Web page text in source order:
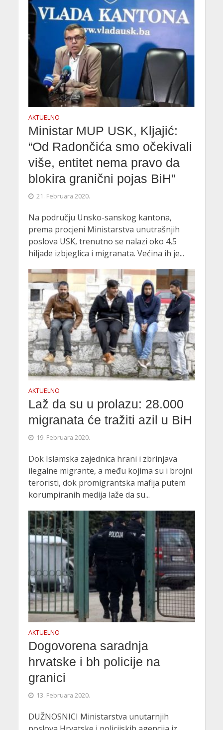
AKTUELNO
Ministar MUP USK, Kljajić:
“Od Radončića smo očekivali
više, entitet nema pravo da
blokira granični pojas BiH”
21. Februara 2020.
Na području Unsko-sanskog kantona,
prema procjeni Ministarstva unutrašnjih
poslova USK, trenutno se nalazi oko 4,5
hiljade izbjeglica i migranata. Većina ih je...
AKTUELNO
Laž da su u prolazu: 28.000
migranata će tražiti azil u BiH
19. Februara 2020.
Dok Islamska zajednica hrani i zbrinjava
ilegalne migrante, a među kojima su i brojni
teroristi, dok promigrantska mafija putem
korumpiranih medija laže da su...
AKTUELNO
Dogovorena saradnja
hrvatske i bh policije na
granici
13. Februara 2020.
DUŽNOSNICI Ministarstva unutarnjih